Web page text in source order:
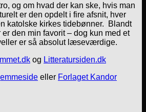
og om hvad der kan ske, hvis man
er den opdelt i fire afsnit, hver
katolske kirkes tidebønner. Blandt
den min favorit – dog kun med et
er så absolut læseværdige.
og Litteratursiden.dk
eller Forlaget Kandor